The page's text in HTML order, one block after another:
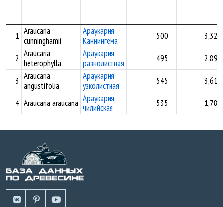
1 Araucaria
cunninghamii
Араукария
Каннингема
500 3,32
2 Araucaria
heterophylla
Араукария
разнолистная
495 2,89
3 Araucaria
angustifolia
Араукария
узколистная
545 3,61
4 Araucaria araucana Араукария
чилийская
535 1,78